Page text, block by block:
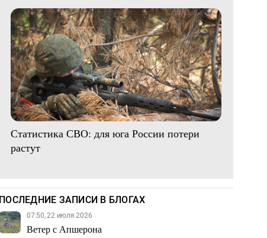
Статистика СВО: для юга России потери
растут
ПОСЛЕДНИЕ ЗАПИСИ В БЛОГАХ
07:50, 22 июля 2026
Ветер с Апшерона